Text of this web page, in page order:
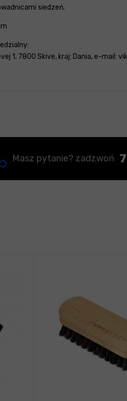
siedzeń.
1, 7800 Skive, kraj: Dania, e-mail:
Masz pytanie? zadzwoń